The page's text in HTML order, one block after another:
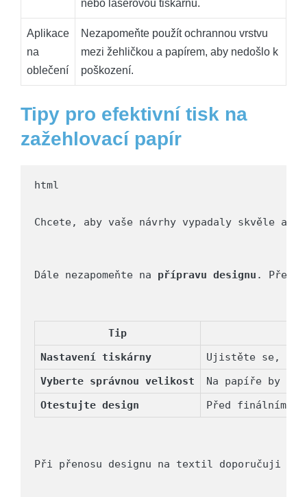
nebo laserovou tiskárnu.
Aplikace
na
oblečení
Nezapomeňte použít ochrannou vrstvu
mezi žehličkou a papírem, aby nedošlo k
poškození.
Tipy pro efektivní tisk na
zažehlovací papír
html
Chcete, aby vaše návrhy vypadaly skvěle a
Dále nezapomeňte na přípravu designu . Před
Tip
Nastavení tiskárny
Ujistěte se, že
Vyberte správnou velikost
Na papíře by
Otestujte design
Před finálním
Při přenosu designu na textil doporučuji